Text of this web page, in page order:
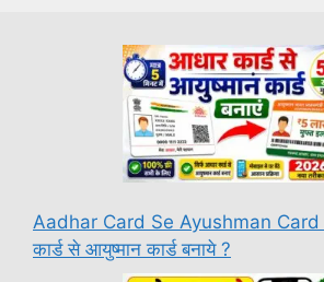
Aadhar Card Se Ayushman Card
कार्ड से आयुष्मान कार्ड बनाये ?